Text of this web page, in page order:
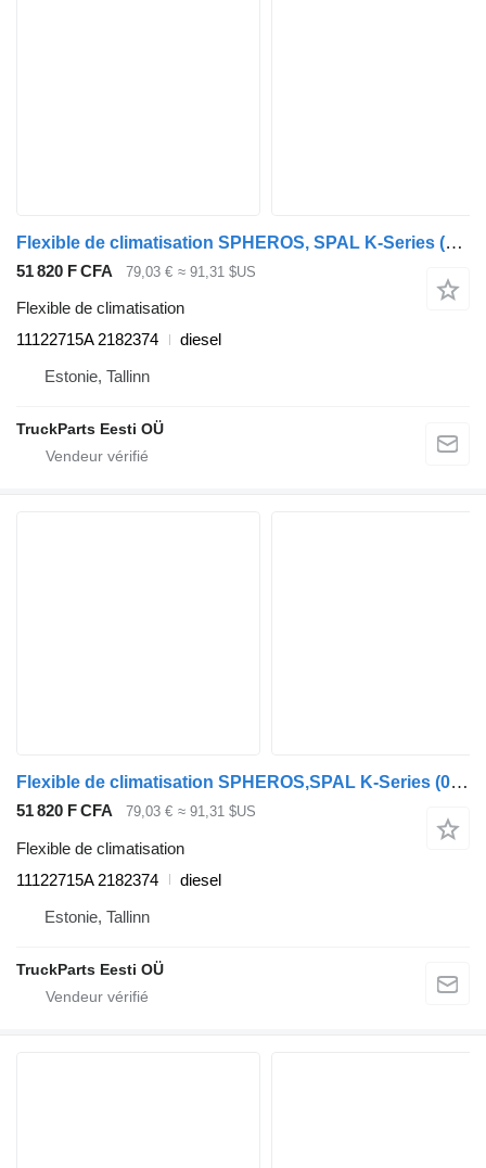
Flexible de climatisation SPHEROS, SPAL K-Series (01.12-) 11122715A pour Scania K,N,F-series bus (2006-)
51 820 F CFA 79,03 € ≈ 91,31 $US
Flexible de climatisation
11122715A 2182374
diesel
Estonie, Tallinn
TruckParts Eesti OÜ
Flexible de climatisation SPHEROS,SPAL K-Series (01.12-) 11122715A pour Scania K,N,F-series bus (2006-)
51 820 F CFA 79,03 € ≈ 91,31 $US
Flexible de climatisation
11122715A 2182374
diesel
Estonie, Tallinn
TruckParts Eesti OÜ